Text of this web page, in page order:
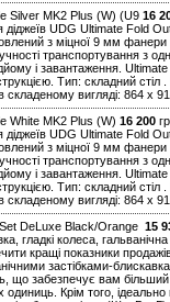
Silver MK2 Plus (W) (U9 16
діджеїв UDG Ultimate Fold
з міцної 9 мм
транспортування з
і завантаження.
Тип: складний
складеному вигляді: 864
White MK2 Plus (W) 16 200
діджеїв UDG Ultimate Fold
з міцної 9 мм
транспортування з
і завантаження.
Тип: складний
складеному вигляді: 864
DeLuxe Black/Orange 15
гладкі колеса,
кращі показники
застібками-
що забезпечує вам
одиниць. Крім того,